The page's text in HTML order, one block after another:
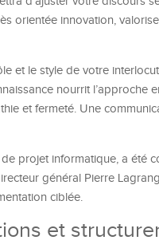
orientée innovation,
et le style de votre
nourrit l’approche
et fermeté. Une
projet informatique, a été
général Pierre
ciblée.
et